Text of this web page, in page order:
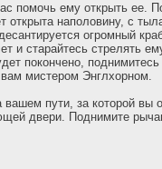
помочь ему открыть ее.
наполовину, с
огромный
и старайтесь стрелять
покончено,
мистером Энглхорном.
пути, за которой вы
двери. Поднимите